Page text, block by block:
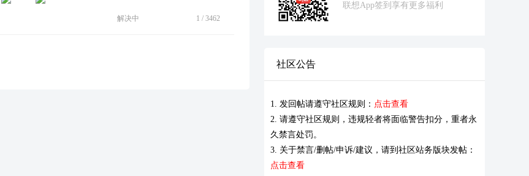
解决中 1 / 3462
联想App签到享有更多福利
社区公告
1. 发回帖请遵守社区规则： 点击查看
2. 请遵守社区规则，违规轻者将面临警告扣分，重者永
久禁言处罚。
3. 关于禁言/删帖/申诉/建议，请到社区站务版块发帖：
点击查看